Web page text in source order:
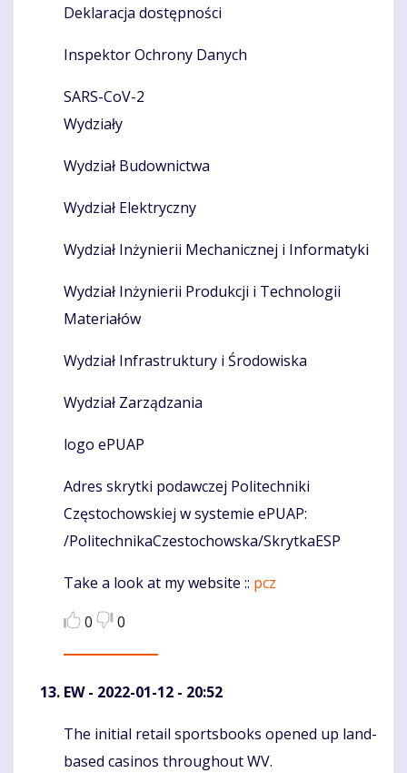
Deklaracja dostępności
Inspektor Ochrony Danych
SARS-CoV-2
Wydziały
Wydział Budownictwa
Wydział Elektryczny
Wydział Inżynierii Mechanicznej i Informatyki
Wydział Inżynierii Produkcji i Technologii
Materiałów
Wydział Infrastruktury i Środowiska
Wydział Zarządzania
logo ePUAP
Adres skrytki podawczej Politechniki
Częstochowskiej w systemie ePUAP:
/PolitechnikaCzestochowska/SkrytkaESP
Take a look at my website :: pcz
0
0
EW- 2022-01-12 - 20:52
Komentaras
The initial retail sportsbooks opened up land-
based casinos throughout WV.